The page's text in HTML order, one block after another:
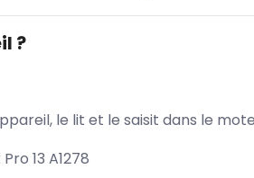
?
le lit et le saisit dans le
13 A1278